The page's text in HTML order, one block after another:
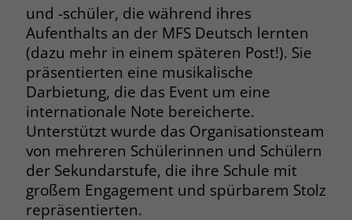
und -schüler, die während ihres
Aufenthalts an der MFS Deutsch lernten
(dazu mehr in einem späteren Post!). Sie
präsentierten eine musikalische
Darbietung, die das Event um eine
internationale Note bereicherte.
Unterstützt wurde das Organisationsteam
von mehreren Schülerinnen und Schülern
der Sekundarstufe, die ihre Schule mit
großem Engagement und spürbarem Stolz
repräsentierten.
Zweck
Behält die Zustimmung des Benutzers
zum Cookie Opt-In
Name __cf_bm
Anbieter .fonts.net
Laufzeit 30 Minuten
Zweck
This cookie, set by Cloudflare, is used to
support Cloudflare Bot Management.